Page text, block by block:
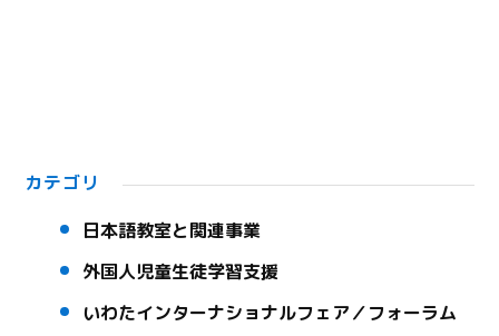
カテゴリ
日本語教室と関連事業
外国人児童生徒学習支援
いわたインターナショナルフェア／フォーラム